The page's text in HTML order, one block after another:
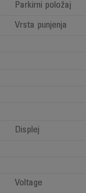
Parkirni položaj
Vrsta punjenja
Displej
Voltage